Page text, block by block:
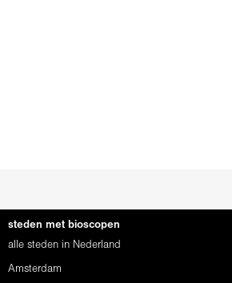
steden met bioscopen
alle steden in Nederland
Amsterdam